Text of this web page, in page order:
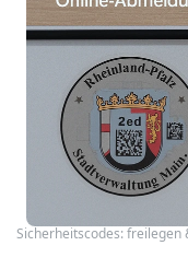
Sicherheitscodes: freilegen